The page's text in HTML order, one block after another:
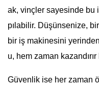
ak, vinçler sayesinde bu
pılabilir. Düşünsenize,
bir iş makinesini
u, hem zaman
Güvenlik ise her zaman